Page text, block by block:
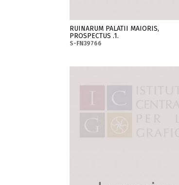
RUINARUM PALATII MAIORIS,
PROSPECTUS .1.
S-FN39766